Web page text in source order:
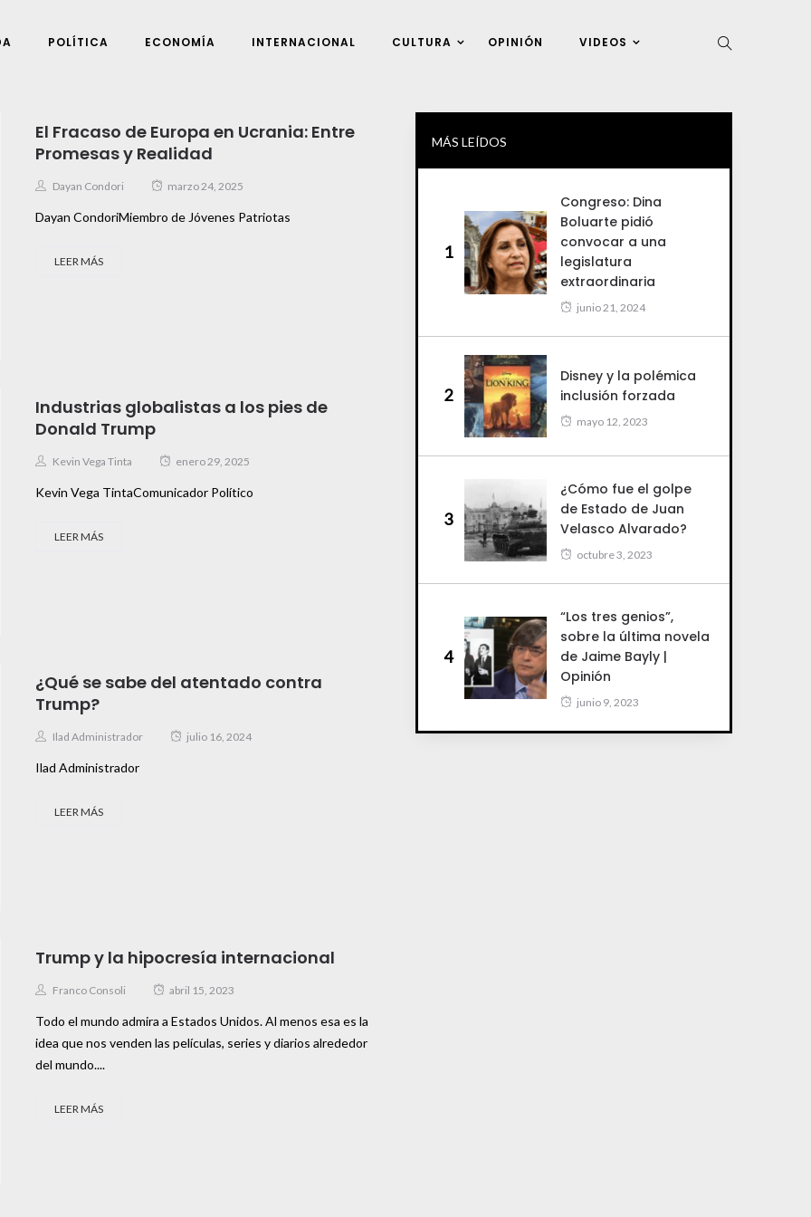
POLÍTICA ECONOMÍA INTERNACIONAL CULTURA OPINIÓN VIDEOS
El Fracaso de Europa en Ucrania: Entre
Promesas y Realidad
Dayan Condori marzo 24, 2025
Dayan CondoriMiembro de Jóvenes Patriotas
LEER MÁS
Industrias globalistas a los pies de
Donald Trump
Kevin Vega Tinta enero 29, 2025
Kevin Vega TintaComunicador Político
LEER MÁS
¿Qué se sabe del atentado contra
Trump?
Ilad Administrador julio 16, 2024
Ilad Administrador
LEER MÁS
Trump y la hipocresía internacional
Franco Consoli abril 15, 2023
Todo el mundo admira a Estados Unidos. Al menos esa es la
idea que nos venden las películas, series y diarios alrededor
del mundo....
LEER MÁS
MÁS LEÍDOS
1
Congreso: Dina
Boluarte pidió
convocar a una
legislatura
extraordinaria
junio 21, 2024
2
Disney y la polémica
inclusión forzada
mayo 12, 2023
3
¿Cómo fue el golpe
de Estado de Juan
Velasco Alvarado?
octubre 3, 2023
4
“Los tres genios”,
sobre la última novela
de Jaime Bayly |
Opinión
junio 9, 2023